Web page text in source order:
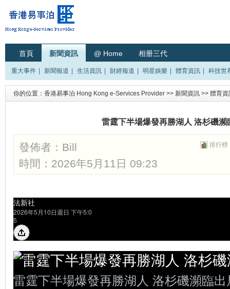
首頁 新聞資訊 @ Home 相册三代
重大事件 新聞報道 生活資訊 財經報道 明星娛樂 體育資訊 科技世
你的位置： 香港易事泊 Hong Kong e-Services Provider >> 新聞資訊 >> 體育資
雷霆下半場爆發再勝湖人 洛杉磯瀕
排行榜
發佈者： Bill
時間：2026年5月11日 09:23
法新社
2026年5月10日週日 下午5:0
5
雷霆下半場爆發再勝湖人 洛杉磯瀕臨